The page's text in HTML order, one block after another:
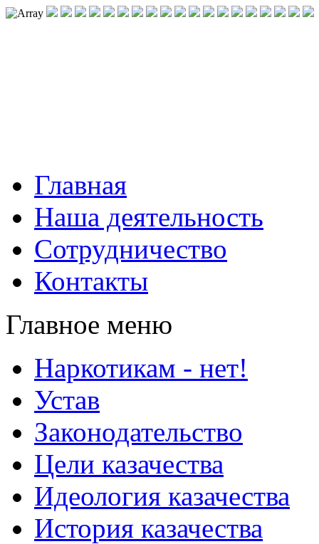
Главная
Наша деятельность
Сотрудничество
Контакты
Главное меню
Наркотикам - нет!
Устав
Законодательство
Цели казачества
Идеология казачества
История казачества